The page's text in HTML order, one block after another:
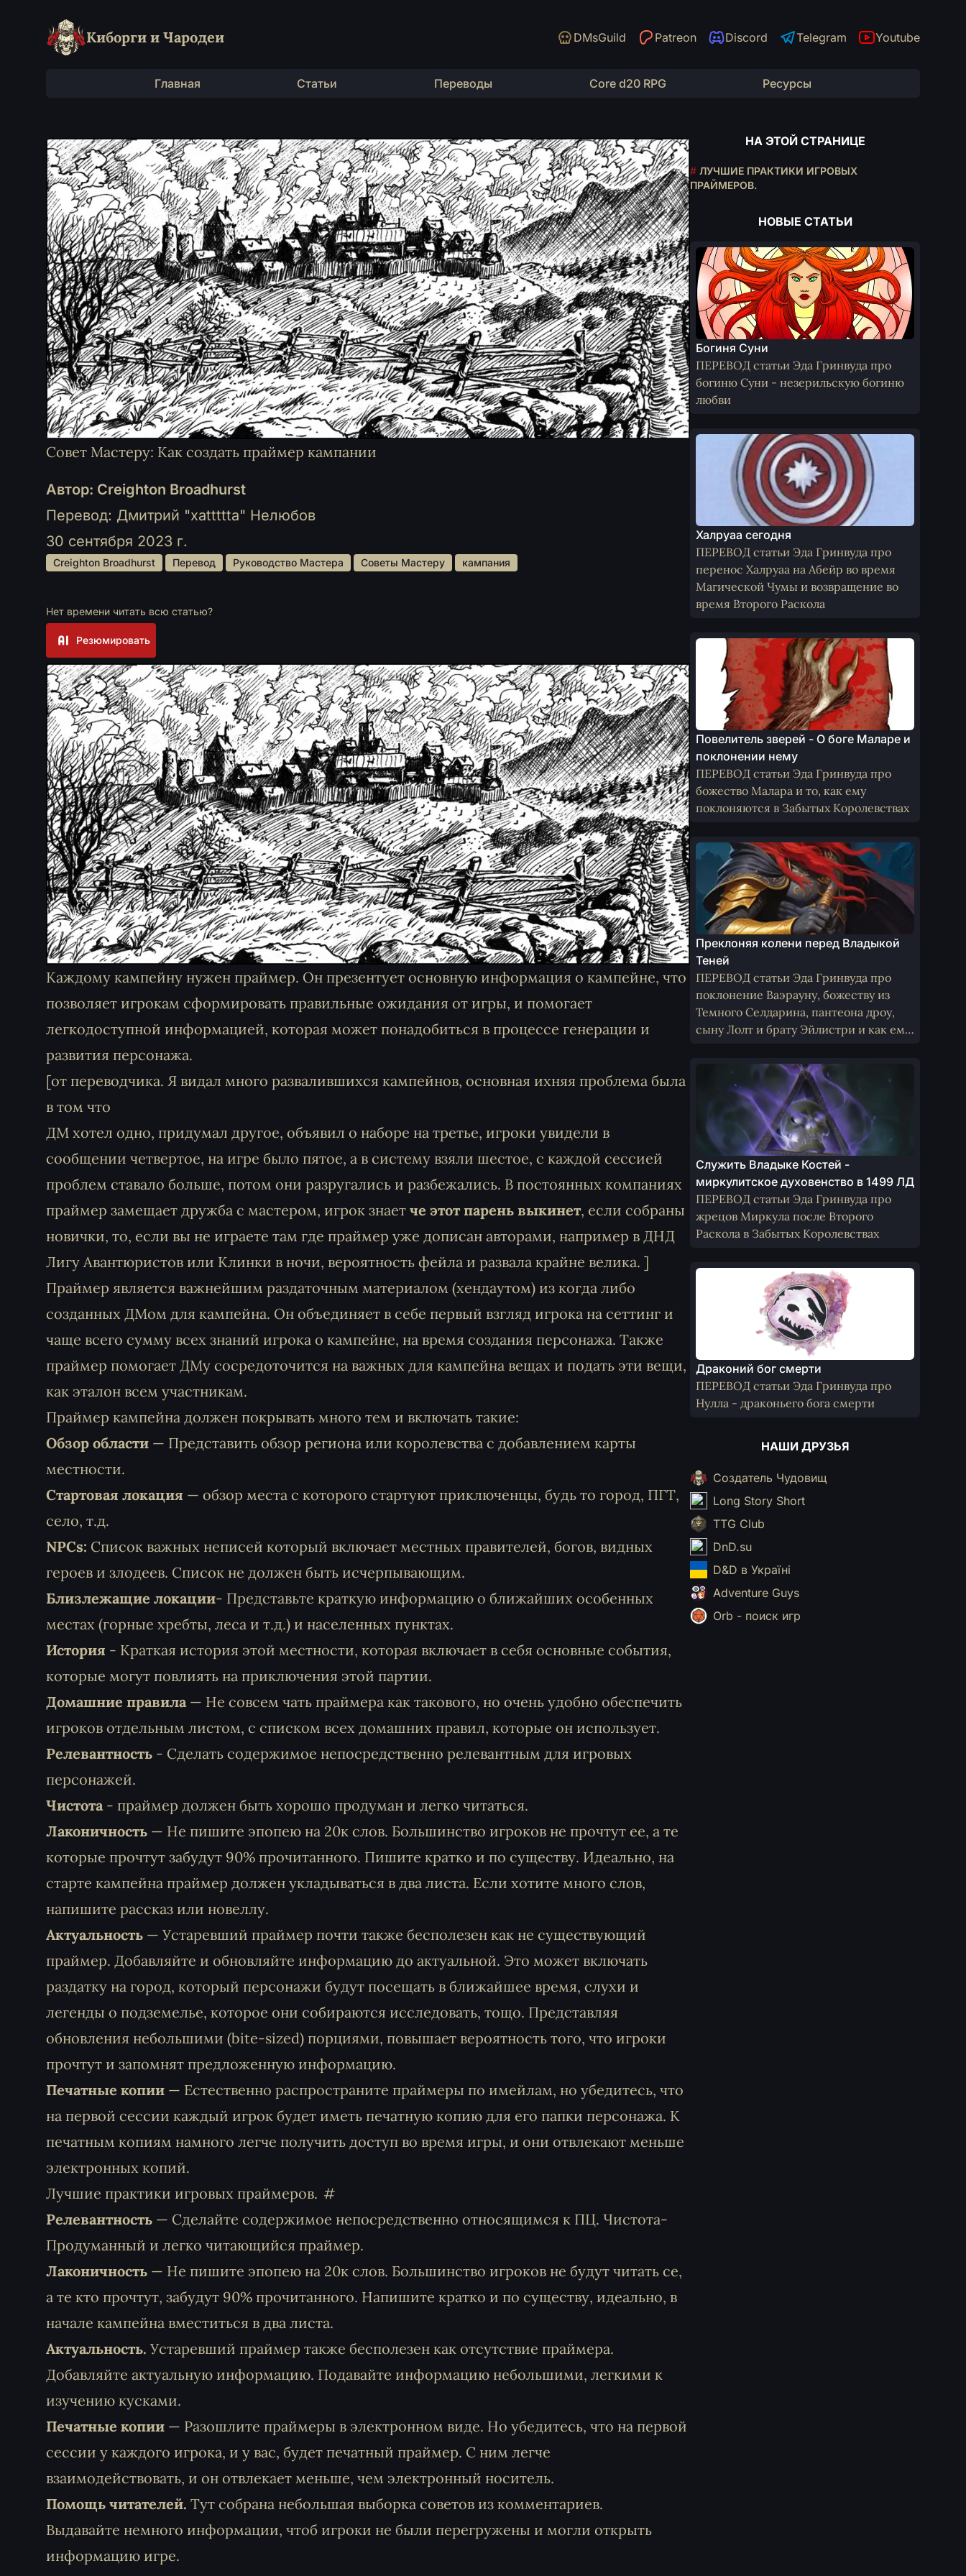
Киборги и Чародеи DMsGuild Patreon Discord Telegram Youtube
Главная Статьи Переводы Core d20 RPG Ресурсы
Совет Мастеру: Как создать праймер кампании
Автор: Creighton Broadhurst
Перевод: Дмитрий "xattttta" Нелюбов
30 сентября 2023 г.
Creighton Broadhurst Перевод Руководство Мастера Советы Мастеру кампания
Нет времени читать всю статью?
Резюмировать
Каждому кампейну нужен праймер. Он презентует основную информация о кампейне, что
позволяет игрокам сформировать правильные ожидания от игры, и помогает
легкодоступной информацией, которая может понадобиться в процессе генерации и
развития персонажа.
[от переводчика. Я видал много развалившихся кампейнов, основная ихняя проблема была
в том что
ДМ хотел одно, придумал другое, объявил о наборе на третье, игроки увидели в
сообщении четвертое, на игре было пятое, а в систему взяли шестое, с каждой сессией
проблем ставало больше, потом они разругались и разбежались. В постоянных компаниях
праймер замещает дружба с мастером, игрок знает че этот парень выкинет, если собраны
новички, то, если вы не играете там где праймер уже дописан авторами, например в ДНД
Лигу Авантюристов или Клинки в ночи, вероятность фейла и развала крайне велика. ]
Праймер является важнейшим раздаточным материалом (хендаутом) из когда либо
созданных ДМом для кампейна. Он объединяет в себе первый взгляд игрока на сеттинг и
чаще всего сумму всех знаний игрока о кампейне, на время создания персонажа. Также
праймер помогает ДМу сосредоточится на важных для кампейна вещах и подать эти вещи,
как эталон всем участникам.
Праймер кампейна должен покрывать много тем и включать такие:
Обзор области — Представить обзор региона или королевства с добавлением карты
местности.
Стартовая локация — обзор места с которого стартуют приключенцы, будь то город, ПГТ,
село, т.д.
NPCs: Список важных неписей который включает местных правителей, богов, видных
героев и злодеев. Список не должен быть исчерпывающим.
Близлежащие локации- Представьте краткую информацию о ближайших особенных
местах (горные хребты, леса и т.д.) и населенных пунктах.
История - Краткая история этой местности, которая включает в себя основные события,
которые могут повлиять на приключения этой партии.
Домашние правила— Не совсем чать праймера как такового, но очень удобно обеспечить
игроков отдельным листом, с списком всех домашних правил, которые он использует.
Релевантность - Сделать содержимое непосредственно релевантным для игровых
персонажей.
Чистота- праймер должен быть хорошо продуман и легко читаться.
Лаконичность — Не пишите эпопею на 20к слов. Большинство игроков не прочтут ее, а те
которые прочтут забудут 90% прочитанного. Пишите кратко и по существу. Идеально, на
старте кампейна праймер должен укладываться в два листа. Если хотите много слов,
напишите рассказ или новеллу.
Актуальность — Устаревший праймер почти также бесполезен как не существующий
праймер. Добавляйте и обновляйте информацию до актуальной. Это может включать
раздатку на город, который персонажи будут посещать в ближайшее время, слухи и
легенды о подземелье, которое они собираются исследовать, тощо. Представляя
обновления небольшими (bite-sized) порциями, повышает вероятность того, что игроки
прочтут и запомнят предложенную информацию.
Печатные копии — Естественно распространите праймеры по имейлам, но убедитесь, что
на первой сессии каждый игрок будет иметь печатную копию для его папки персонажа. К
печатным копиям намного легче получить доступ во время игры, и они отвлекают меньше
электронных копий.
Лучшие практики игровых праймеров.
Релевантность — Сделайте содержимое непосредственно относящимся к ПЦ. Чистота-
Продуманный и легко читающийся праймер.
Лаконичность — Не пишите эпопею на 20к слов. Большинство игроков не будут читать се,
а те кто прочтут, забудут 90% прочитанного. Напишите кратко и по существу, идеально, в
начале кампейна вместиться в два листа.
Актуальность. Устаревший праймер также бесполезен как отсутствие праймера.
Добавляйте актуальную информацию. Подавайте информацию небольшими, легкими к
изучению кусками.
Печатные копии — Разошлите праймеры в электронном виде. Но убедитесь, что на первой
сессии у каждого игрока, и у вас, будет печатный праймер. С ним легче
взаимодействовать, и он отвлекает меньше, чем электронный носитель.
Помощь читателей. Тут собрана небольшая выборка советов из комментариев.
Выдавайте немного информации, чтоб игроки не были перегружены и могли открыть
информацию игре.
НА ЭТОЙ СТРАНИЦЕ
# ЛУЧШИЕ ПРАКТИКИ ИГРОВЫХ
ПРАЙМЕРОВ.
НОВЫЕ СТАТЬИ
Богиня Суни
ПЕРЕВОД статьи Эда Гринвуда про
богиню Суни - незерильскую богиню
любви
Халруаа сегодня
ПЕРЕВОД статьи Эда Гринвуда про
перенос Халруаа на Абейр во время
Магической Чумы и возвращение во
время Второго Раскола
Повелитель зверей - О боге Маларе и
поклонении нему
ПЕРЕВОД статьи Эда Гринвуда про
божество Малара и то, как ему
поклоняются в Забытых Королевствах
Преклоняя колени перед Владыкой
Теней
ПЕРЕВОД статьи Эда Гринвуда про
поклонение Ваэрауну, божеству из
Темного Селдарина, пантеона дроу,
сыну Лолт и брату Эйлистри и как ему
Служить Владыке Костей -
миркулитское духовенство в 1499 ЛД
ПЕРЕВОД статьи Эда Гринвуда про
жрецов Миркула после Второго
Раскола в Забытых Королевствах
Драконий бог смерти
ПЕРЕВОД статьи Эда Гринвуда про
Нулла - драконьего бога смерти
НАШИ ДРУЗЬЯ
Создатель Чудовищ
Long Story Short
TTG Club
DnD.su
D&D в Україні
Adventure Guys
Orb - поиск игр